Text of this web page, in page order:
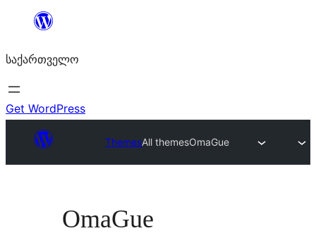
შიგთავსზე
საქართველო
Get WordPress
ThemesAll themesOmaGue
OmaGue